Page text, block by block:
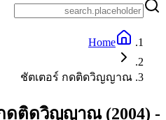
Home
ชัตเตอร์ กดติดวิญญาณ
ดติดวิญญาณ(2004) -